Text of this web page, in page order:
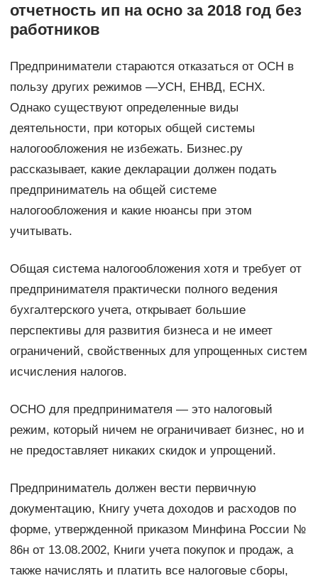
отчетность ип на осно за 2018 год без
работников
Предприниматели стараются отказаться от ОСН в
пользу других режимов —УСН, ЕНВД, ЕСНХ.
Однако существуют определенные виды
деятельности, при которых общей системы
налогообложения не избежать. Бизнес.ру
рассказывает, какие декларации должен подать
предприниматель на общей системе
налогообложения и какие нюансы при этом
учитывать.
Общая система налогообложения хотя и требует от
предпринимателя практически полного ведения
бухгалтерского учета, открывает большие
перспективы для развития бизнеса и не имеет
ограничений, свойственных для упрощенных систем
исчисления налогов.
ОСНО для предпринимателя — это налоговый
режим, который ничем не ограничивает бизнес, но и
не предоставляет никаких скидок и упрощений.
Предприниматель должен вести первичную
документацию, Книгу учета доходов и расходов по
форме, утвержденной приказом Минфина России №
86н от 13.08.2002, Книги учета покупок и продаж, а
также начислять и платить все налоговые сборы,